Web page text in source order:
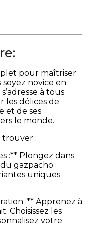
pour maîtriser
soyez novice en
à tous
les délices de
et de ses
le monde.
trouver :
:** Plongez dans
gazpacho
uniques
:** Apprenez à
Choisissez les
votre